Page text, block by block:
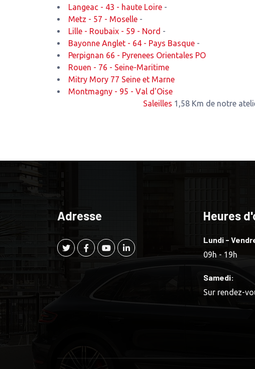
Langeac - 43 - haute Loire -
Metz - 57 - Moselle -
Lille - Roubaix - 59 - Nord -
Bayonne Anglet - 64 - Pays Basque -
Perpignan 66 - Pyrenees Orientales PO
Rouen - 76 - Seine-Maritime
Mitry Mory 77 Seine et Marne
Montmagny - 95 - Val d'Oise
1,58 Km de notre atelier
Adresse Heures
Lundi -
09h - 19h
Samedi:
Sur rendez-